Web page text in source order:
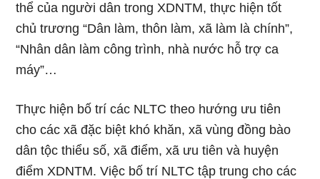
thể của người dân trong XDNTM, thực hiện tốt
chủ trương “Dân làm, thôn làm, xã làm là chính”,
“Nhân dân làm công trình, nhà nước hỗ trợ ca
máy”…
Thực hiện bố trí các NLTC theo hướng ưu tiên
cho các xã đặc biệt khó khăn, xã vùng đồng bào
dân tộc thiểu số, xã điểm, xã ưu tiên và huyện
điểm XDNTM. Việc bố trí NLTC tập trung cho các